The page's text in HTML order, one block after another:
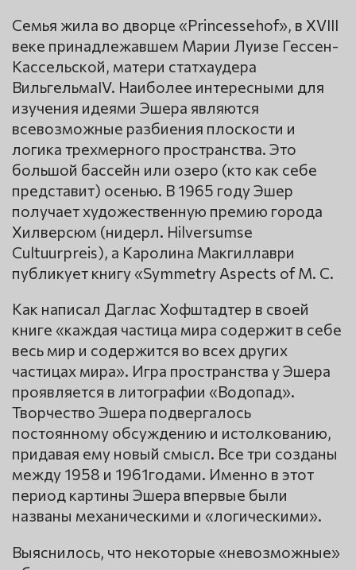
Семья жила во дворце «Princessehof», в XVIII
веке принадлежавшем Марии Луизе Гессен-
Кассельской, матери статхаудера
ВильгельмаIV. Наиболее интересными для
изучения идеями Эшера являются
всевозможные разбиения плоскости и
логика трехмерного пространства. Это
большой бассейн или озеро (кто как себе
представит) осенью. В 1965 году Эшер
получает художественную премию города
Хилверсюм (нидерл. Hilversumse
Cultuurpreis), а Каролина Макгиллаври
публикует книгу «Symmetry Aspects of M. C.
Как написал Даглас Хофштадтер в своей
книге «каждая частица мира содержит в себе
весь мир и содержится во всех других
частицах мира». Игра пространства у Эшера
проявляется в литографии «Водопад».
Творчество Эшера подвергалось
постоянному обсуждению и истолкованию,
придавая ему новый смысл. Все три созданы
между 1958 и 1961годами. Именно в этот
период картины Эшера впервые были
названы механическими и «логическими».
Выяснилось, что некоторые «невозможные»